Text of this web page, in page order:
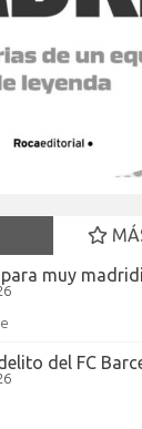
para muy
del FC